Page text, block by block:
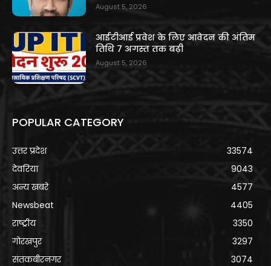
August 5, 2026
आईटीआई प्रवेश के लिए आवेदन की अंतिम
तिथि 7 अगस्त तक बढ़ी
August 5, 2026
POPULAR CATEGORY
उत्तर प्रदेश
33574
देवरिया
9043
अन्य खबरे
4577
Newsbeat
4405
राष्ट्रीय
3350
गोरखपुर
3297
संतकबीरनगर
3074